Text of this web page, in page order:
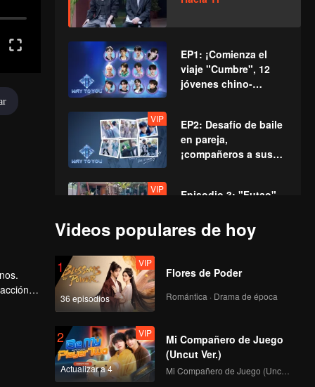
EP1: ¡Comienza el
viaje "Cumbre", 12
jóvenes chino-
vez!
VIP
EP2: Desafío de baile
en pareja,
¡compañeros a sus
VIP
Episodio 3: "Futao"
invitada, ¡recreando
momentos icónicos!
VIP
Actuación: Los
jóvenes actores en
electrizante
VIP
Episodio 5: La
Primera Cumbre
Deportiva, ¡Adelante
con Valentía!
Videos populares de hoy
1
36 episodios
VIP
Flores de Poder
Romántica · Drama de época
2
Actualizar a 4
VIP
Mi Compañero de Juego
(Uncut Ver.)
Mi Compañero de Juego (Uncut Ver.)